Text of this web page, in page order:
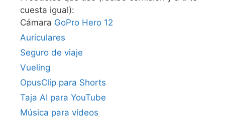
cuesta igual):
Cámara GoPro Hero 12
Auriculares
Seguro de viaje
Vueling
OpusClip para Shorts
Taja AI para YouTube
Música para vídeos